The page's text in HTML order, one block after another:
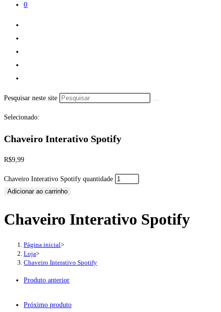
0
Pesquisar neste site
Selecionado:
Chaveiro Interativo Spotify
R$9,99
Chaveiro Interativo Spotify quantidade
Adicionar ao carrinho
Chaveiro Interativo Spotify
Página inicial>
Loja>
Chaveiro Interativo Spotify
Produto anterior
Próximo produto